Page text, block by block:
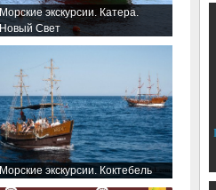
Морские экскурсии. Катера.
Новый Свет
Морские экскурсии. Коктебель